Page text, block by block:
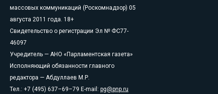
массовых коммуникаций (Роскомнадзор) 05
августа 2011 года. 18+
Свидетельство о регистрации Эл № ФС77-
46097
Учредитель — АНО «Парламентская газета»
Исполняющий обязанности главного
редактора — Абдуллаев М.Р.
Тел.: +7 (495) 637–69–79 E-mail: pg@pnp.ru